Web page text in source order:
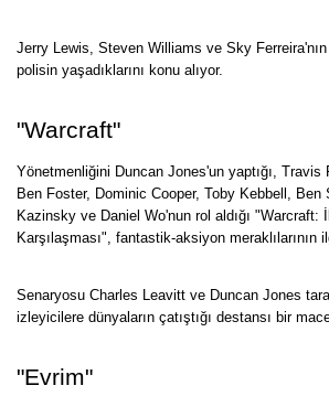
Jerry Lewis, Steven Williams ve Sky Ferreira'nın
polisin yaşadıklarını konu alıyor.
"Warcraft"
Yönetmenliğini Duncan Jones'un yaptığı,
Ben Foster, Dominic Cooper, Toby Kebbell, Ben
Kazinsky ve Daniel Wo'nun rol aldığı "Warcraft:
Karşılaşması", fantastik-aksiyon meraklılarının
Senaryosu Charles Leavitt ve Duncan Jones
izleyicilere dünyaların çatıştığı destansı bir
"Evrim"